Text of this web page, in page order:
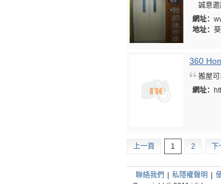
誠意邀
網址：
地址：
360
搬屋
網址：
上一頁 1 2
聯絡我們 私隱權聲明